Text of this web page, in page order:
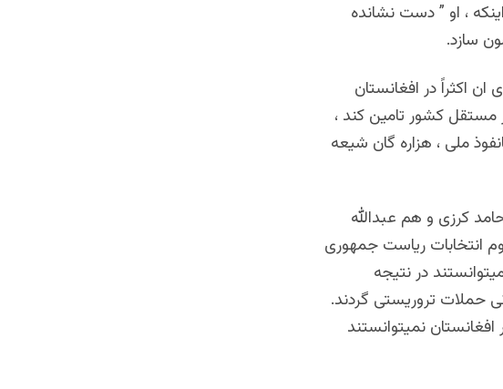
، او ” دست نشانده
سازد.
اکثراً در افغانستان
مستقل کشور تامین کند ،
ملی ، هزاره گان شیعه
کرزی و هم عبدالله
انتخابات ریاست جمهوری
در نتیجه
و در جریان ان بتاریخ 7 نوامبر قربانی حملات تروریستی گردند.
نمیتوانستند